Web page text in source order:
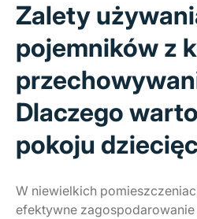
Zalety
pojemników z
Dlaczego
pokoju
W niewielkich
efektywne